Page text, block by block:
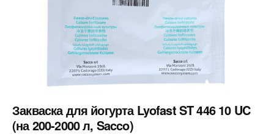
Закваска для йогурта Lyofast ST 446 10 UC
(на 200-2000 л, Sacco)